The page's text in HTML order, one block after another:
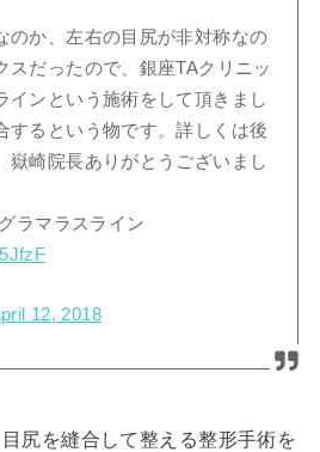
のか、左右の目尻が非対称なの
スだったので、銀座TAクリニッ
インという施術をして頂きまし
するという物です。詳しくは後
嶽崎院長ありがとうございまし
ラマラスライン
12, 2018
尻を縫合して整える整形手術を